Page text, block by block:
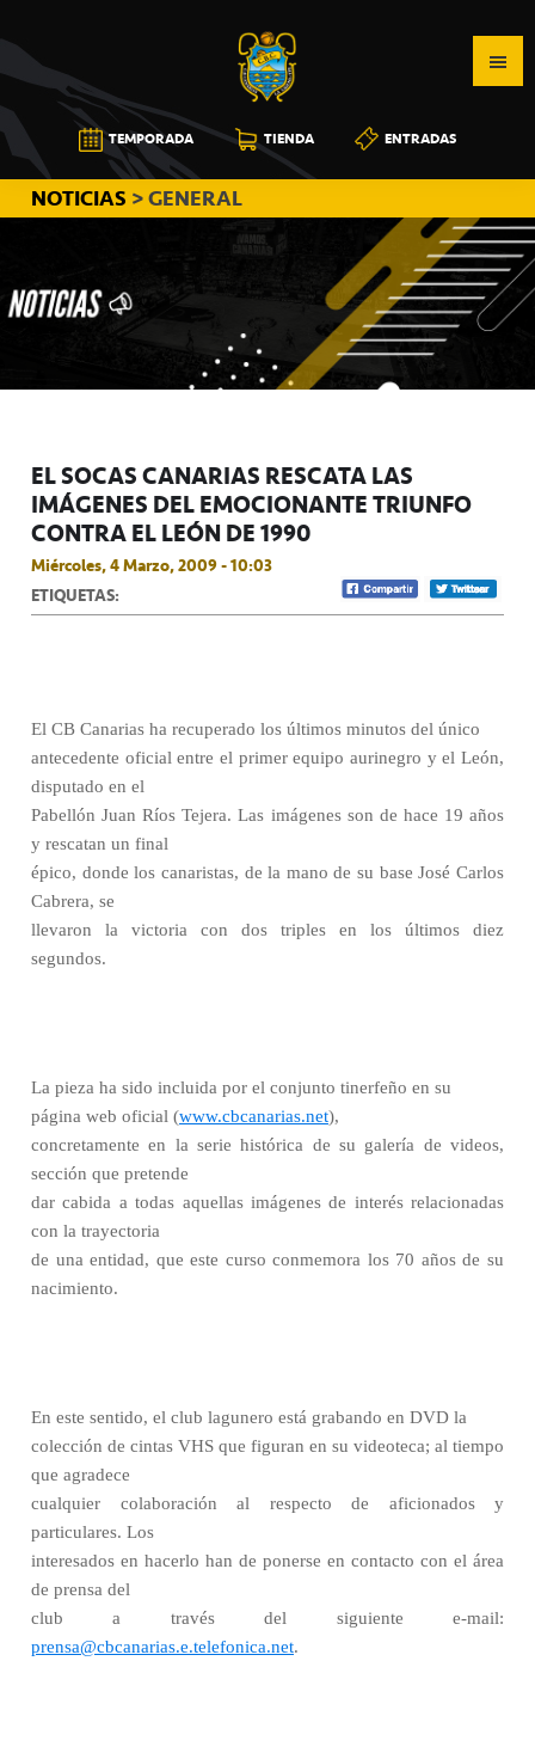
a
la
navegación
principal
al
contenido
principal
a
la
barra
lateral
principal
CB
CANARIAS
TEMPORADA TIENDA ENTRADAS
NOTICIAS > GENERAL
EL SOCAS CANARIAS RESCATA LAS
IMÁGENES DEL EMOCIONANTE TRIUNFO
CONTRA EL LEÓN DE 1990
Miércoles, 4 Marzo, 2009 - 10:03
ETIQUETAS:
El CB Canarias ha recuperado los últimos minutos del único
antecedente oficial entre el primer equipo aurinegro y el León,
disputado en el
Pabellón Juan Ríos Tejera. Las imágenes son de hace 19 años
y rescatan un final
épico, donde los canaristas, de la mano de su base José Carlos
Cabrera, se
llevaron la victoria con dos triples en los últimos diez
segundos.
La pieza ha sido incluida por el conjunto tinerfeño en su
página web oficial (www.cbcanarias.net),
concretamente en la serie histórica de su galería de videos,
sección que pretende
dar cabida a todas aquellas imágenes de interés relacionadas
con la trayectoria
de una entidad, que este curso conmemora los 70 años de su
nacimiento.
En este sentido, el club lagunero está grabando en DVD la
colección de cintas VHS que figuran en su videoteca; al tiempo
que agradece
cualquier colaboración al respecto de aficionados y
particulares. Los
interesados en hacerlo han de ponerse en contacto con el área
de prensa del
club a través del siguiente e-mail:
prensa@cbcanarias.e.telefonica.net.